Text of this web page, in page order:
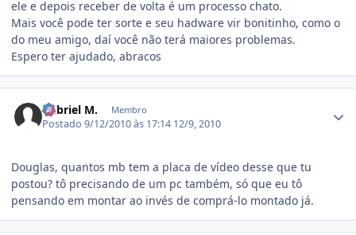
ele e depois receber de volta é um processo chato.
Mais você pode ter sorte e seu hadware vir bonitinho, como o
do meu amigo, daí você não terá maiores problemas.
Espero ter ajudado, abracos
Gabriel M. Membro
Postado9/12/2010 às 17:14 12/9, 2010
Douglas, quantos mb tem a placa de vídeo desse que tu
postou? tô precisando de um pc também, só que eu tô
pensando em montar ao invés de comprá-lo montado já.